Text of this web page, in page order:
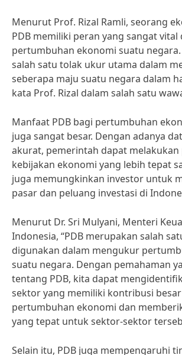
Menurut Prof. Rizal Ramli, seorang
PDB memiliki peran yang sangat vital
pertumbuhan ekonomi suatu negara.
salah satu tolak ukur utama dalam
seberapa maju suatu negara dalam
kata Prof. Rizal dalam salah satu
Manfaat PDB bagi pertumbuhan
juga sangat besar. Dengan adanya
akurat, pemerintah dapat melakukan
kebijakan ekonomi yang lebih tepat
juga memungkinkan investor untuk
pasar dan peluang investasi di
Menurut Dr. Sri Mulyani, Menteri
Indonesia, “PDB merupakan salah
digunakan dalam mengukur
suatu negara. Dengan pemahaman
tentang PDB, kita dapat
sektor yang memiliki kontribusi
pertumbuhan ekonomi dan
yang tepat untuk sektor-sektor
Selain itu, PDB juga mempengaruhi